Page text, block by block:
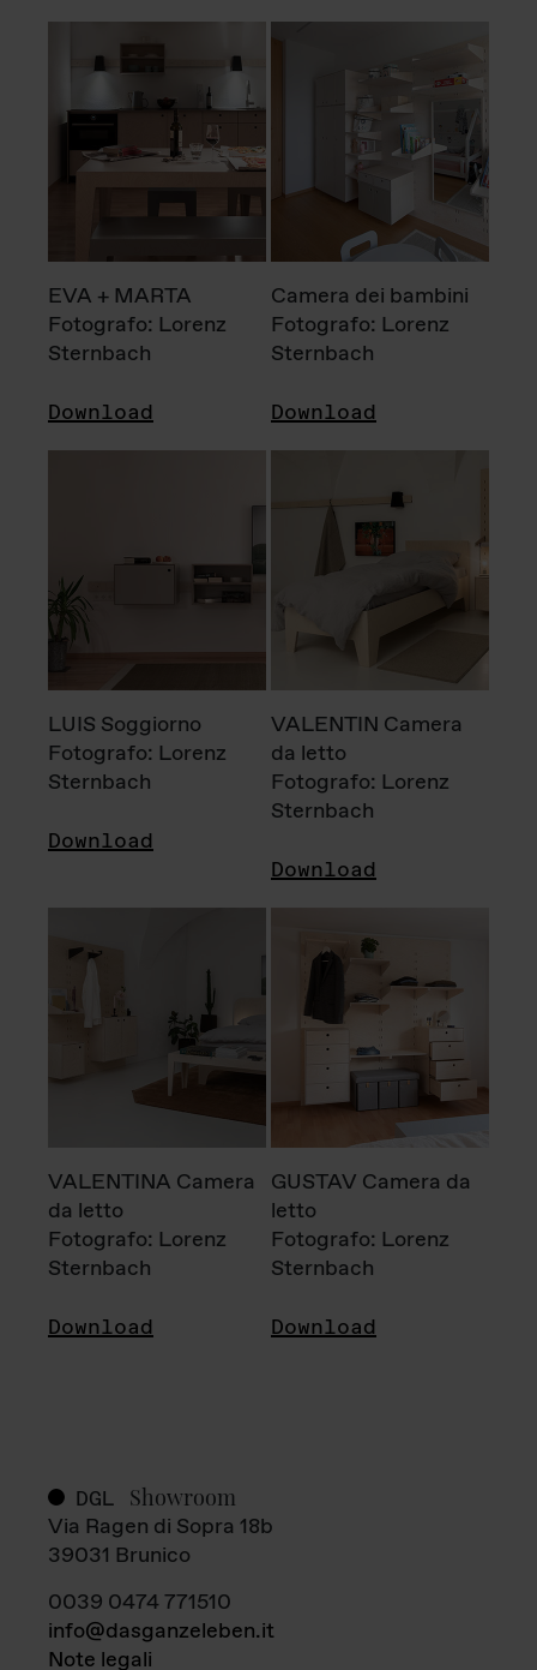
EVA + MARTA
Fotografo: Lorenz
Sternbach
Download
Camera dei bambini
Fotografo: Lorenz
Sternbach
Download
LUIS Soggiorno
Fotografo: Lorenz
Sternbach
Download
VALENTIN Camera
da letto
Fotografo: Lorenz
Sternbach
Download
VALENTINA Camera
da letto
Fotografo: Lorenz
Sternbach
Download
GUSTAV Camera da
letto
Fotografo: Lorenz
Sternbach
Download
DGL Showroom
Via Ragen di Sopra 18b
39031 Brunico
0039 0474 771510
info@dasganzeleben.it
Note legali